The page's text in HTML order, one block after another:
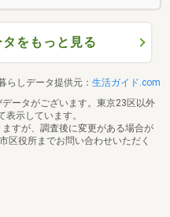
をもっと見る
らしデータ提供元： 生活ガイド.com
ータがございます。東京23区以外
示しています。
すが、調査後に変更がある場合が
区役所までお問い合わせいただく